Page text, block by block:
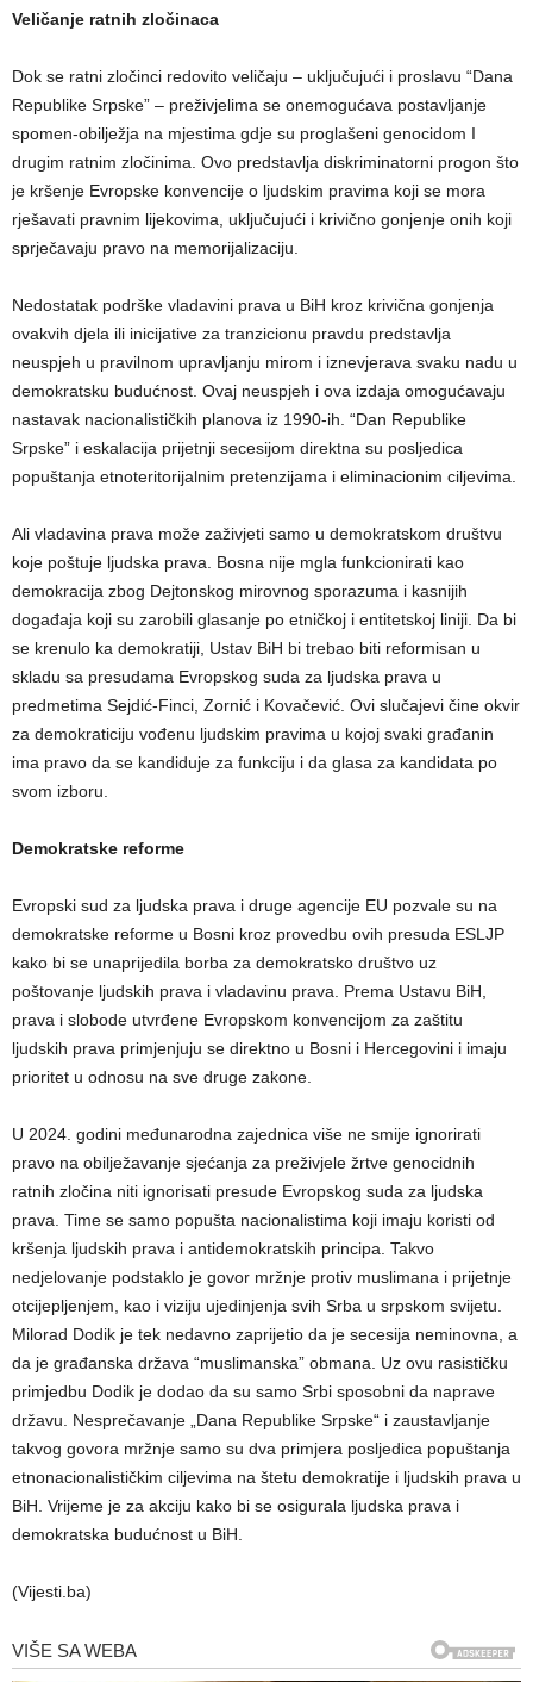
Veličanje ratnih zločinaca
Dok se ratni zločinci redovito veličaju – uključujući i proslavu “Dana
Republike Srpske” – preživjelima se onemogućava postavljanje
spomen-obilježja na mjestima gdje su proglašeni genocidom I
drugim ratnim zločinima. Ovo predstavlja diskriminatorni progon što
je kršenje Evropske konvencije o ljudskim pravima koji se mora
rješavati pravnim lijekovima, uključujući i krivično gonjenje onih koji
sprječavaju pravo na memorijalizaciju.
Nedostatak podrške vladavini prava u BiH kroz krivična gonjenja
ovakvih djela ili inicijative za tranzicionu pravdu predstavlja
neuspjeh u pravilnom upravljanju mirom i iznevjerava svaku nadu u
demokratsku budućnost. Ovaj neuspjeh i ova izdaja omogućavaju
nastavak nacionalističkih planova iz 1990-ih. “Dan Republike
Srpske” i eskalacija prijetnji secesijom direktna su posljedica
popuštanja etnoteritorijalnim pretenzijama i eliminacionim ciljevima.
Ali vladavina prava može zaživjeti samo u demokratskom društvu
koje poštuje ljudska prava. Bosna nije mgla funkcionirati kao
demokracija zbog Dejtonskog mirovnog sporazuma i kasnijih
događaja koji su zarobili glasanje po etničkoj i entitetskoj liniji. Da bi
se krenulo ka demokratiji, Ustav BiH bi trebao biti reformisan u
skladu sa presudama Evropskog suda za ljudska prava u
predmetima Sejdić-Finci, Zornić i Kovačević. Ovi slučajevi čine okvir
za demokraticiju vođenu ljudskim pravima u kojoj svaki građanin
ima pravo da se kandiduje za funkciju i da glasa za kandidata po
svom izboru.
Demokratske reforme
Evropski sud za ljudska prava i druge agencije EU pozvale su na
demokratske reforme u Bosni kroz provedbu ovih presuda ESLJP
kako bi se unaprijedila borba za demokratsko društvo uz
poštovanje ljudskih prava i vladavinu prava. Prema Ustavu BiH,
prava i slobode utvrđene Evropskom konvencijom za zaštitu
ljudskih prava primjenjuju se direktno u Bosni i Hercegovini i imaju
prioritet u odnosu na sve druge zakone.
U 2024. godini međunarodna zajednica više ne smije ignorirati
pravo na obilježavanje sjećanja za preživjele žrtve genocidnih
ratnih zločina niti ignorisati presude Evropskog suda za ljudska
prava. Time se samo popušta nacionalistima koji imaju koristi od
kršenja ljudskih prava i antidemokratskih principa. Takvo
nedjelovanje podstaklo je govor mržnje protiv muslimana i prijetnje
otcijepljenjem, kao i viziju ujedinjenja svih Srba u srpskom svijetu.
Milorad Dodik je tek nedavno zaprijetio da je secesija neminovna, a
da je građanska država “muslimanska” obmana. Uz ovu rasističku
primjedbu Dodik je dodao da su samo Srbi sposobni da naprave
državu. Nesprečavanje „Dana Republike Srpske“ i zaustavljanje
takvog govora mržnje samo su dva primjera posljedica popuštanja
etnonacionalističkim ciljevima na štetu demokratije i ljudskih prava u
BiH. Vrijeme je za akciju kako bi se osigurala ljudska prava i
demokratska budućnost u BiH.
(Vijesti.ba)